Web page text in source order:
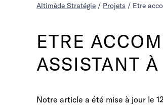
Altimède Stratégie / Projets / Etre
ETRE
ASSISTANT
Notre article a été mise à jour le